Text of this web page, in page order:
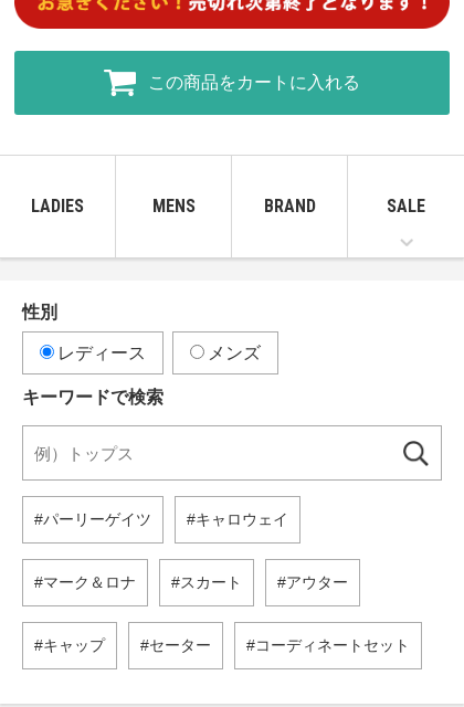
この商品をカートに入れる
LADIES MENS BRAND SALE
性別
レディース メンズ
キーワードで検索
パーリーゲイツ キャロウェイ
マーク＆ロナ スカート アウター
キャップ セーター コーディネートセット